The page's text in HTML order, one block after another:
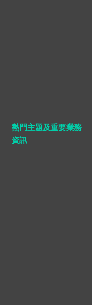
熱門主題及重要業務
資訊